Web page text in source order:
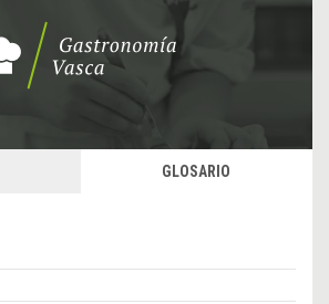
GLOSARIO